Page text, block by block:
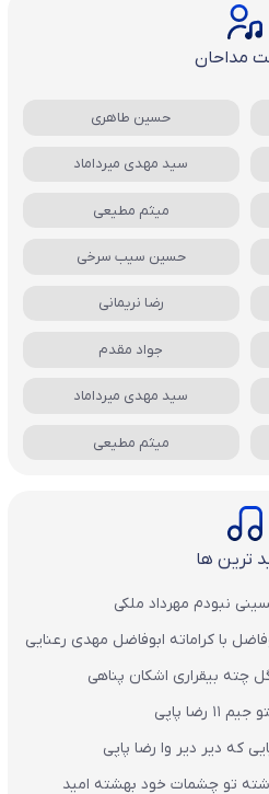
مداحان
حسین طاهری
سید مهدی میرداماد
میثم مطیعی
حسین سیب سرخی
رضا نریمانی
جواد مقدم
سید مهدی میرداماد
میثم مطیعی
ترین ها
نبودم مهرداد ملکی
با کراماته ابوفاضل مهدی رعنایی
چته بیقراری اشکان پناهی
پاپی
که دیر دیر وا رضا پاپی
تو چشمات خود بهشته امید